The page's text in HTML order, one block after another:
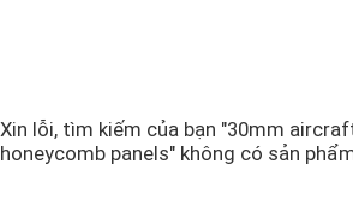
Xin lỗi, tìm kiếm của bạn "30mm
honeycomb panels" không có sản